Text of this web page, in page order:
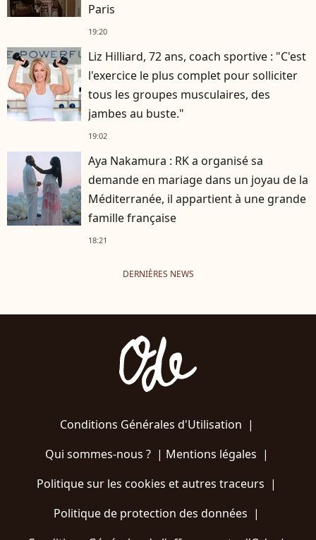
Paris
19:20
Liz Hilliard, 72 ans, coach sportive : "C'est
l'exercice le plus complet pour solliciter
tous les groupes musculaires, des
jambes au buste."
19:02
Aya Nakamura : RK a organisé sa
demande en mariage dans un joyau de la
Méditerranée, il appartient à une grande
famille française
18:21
DERNIÈRES NEWS
Conditions Générales d'Utilisation |
Qui sommes-nous ?| Mentions légales |
Politique sur les cookies et autres traceurs |
Politique de protection des données |